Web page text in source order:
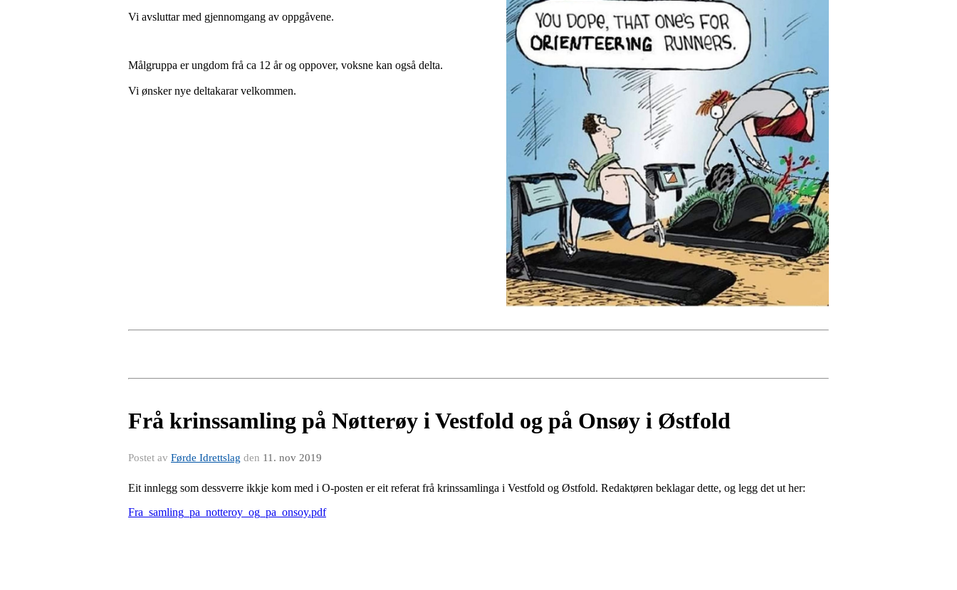
Vi avsluttar med gjennomgang av oppgåvene.
Målgruppa er ungdom frå ca 12 år og oppover, voksne kan også delta.
Vi ønsker nye deltakarar velkommen.
Frå krinssamling på Nøtterøy i Vestfold og på Onsøy i Østfold
Postet av Førde Idrettslag den 11. nov 2019
Eit innlegg som dessverre ikkje kom med i O-posten er eit referat frå krinssamlinga i Vestfold og Østfold. Redaktøren beklagar dette, og legg det ut her:
Fra_samling_pa_notteroy_og_pa_onsoy.pdf